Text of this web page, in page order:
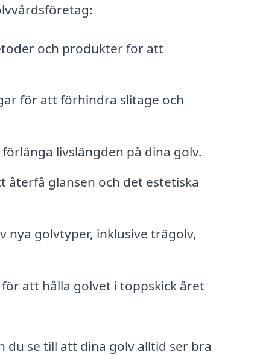
och produkter för att
för att förhindra slitage och
livslängden på dina golv.
återfå glansen och det estetiska
nya golvtyper, inklusive trägolv,
att hålla golvet i toppskick året
du se till att dina golv alltid ser bra